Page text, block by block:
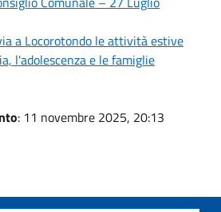
a Locorotondo le attività estive
l'adolescenza e le famiglie
: 11 novembre 2025, 20:13